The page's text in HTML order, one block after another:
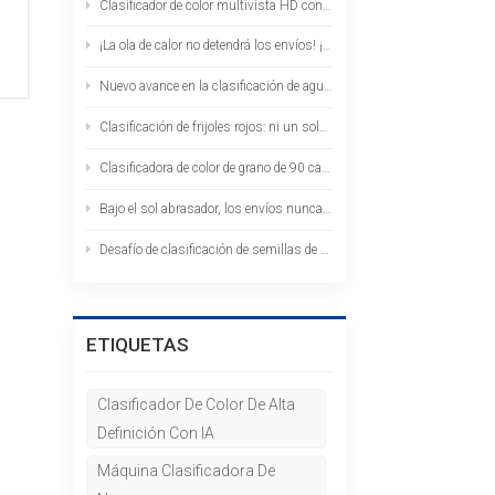
Clasificador de color multivista HD con IA | Clasificación de pistachos desde todos los ángulos y sin puntos ciegos
¡La ola de calor no detendrá los envíos! ¡Las clasificadoras de color HAWIT se envían al extranjero en grandes cantidades!
Nuevo avance en la clasificación de agujeros de gusano: las lentes cruzadas permiten la obtención de imágenes multiángulo: un paso equivale a dos.
Clasificación de frijoles rojos: ni un solo frijol de agujero de gusano queda: el clasificador de color de aprendizaje profundo con IA ataca con precisión.
Clasificadora de color de grano de 90 canales --- Clasificación de colza: Alto rendimiento, alta precisión, captura de granos descoloridos e impurezas de una sola vez.
Bajo el sol abrasador, los envíos nunca se detienen: 39 clasificadoras de color están listas para partir hacia el extranjero.
Desafío de clasificación de semillas de girasol: ¿Cómo resolver el problema de los agujeros de gusano y las manchas blancas? El clasificador de colores con IA proporciona la respuesta.
ETIQUETAS
Clasificador De Color De Alta
Definición Con IA
Máquina Clasificadora De